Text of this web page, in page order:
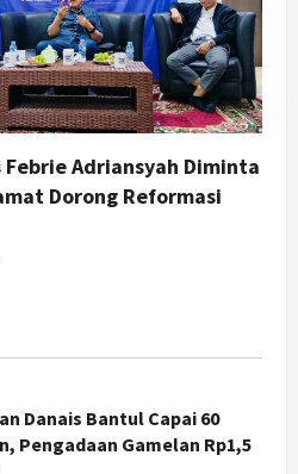
Febrie Adriansyah Diminta
Dorong Reformasi
Danais Bantul Capai 60
Pengadaan Gamelan Rp1,5